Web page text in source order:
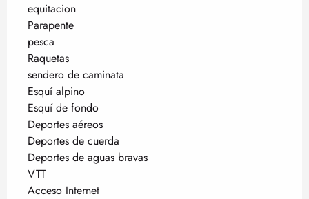
equitacion
Parapente
pesca
Raquetas
sendero de caminata
Esquí alpino
Esquí de fondo
Deportes aéreos
Deportes de cuerda
Deportes de aguas bravas
VTT
Acceso Internet